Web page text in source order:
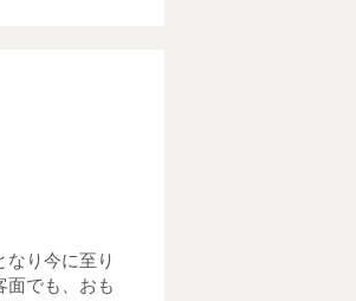
なり今に至り
面でも、おも